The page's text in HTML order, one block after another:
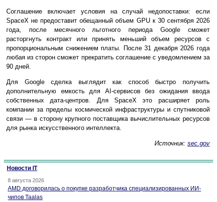
Соглашение включает условия на случай недопоставки: если
SpaceX не предоставит обещанный объем GPU к 30 сентября 2026
года, после месячного льготного периода Google сможет
расторгнуть контракт или принять меньший объем ресурсов с
пропорциональным снижением платы. После 31 декабря 2026 года
любая из сторон сможет прекратить соглашение с уведомлением за
90 дней.
Для Google сделка выглядит как способ быстро получить
дополнительную емкость для AI-сервисов без ожидания ввода
собственных дата-центров. Для SpaceX это расширяет роль
компании за пределы космической инфраструктуры и спутниковой
связи — в сторону крупного поставщика вычислительных ресурсов
для рынка искусственного интеллекта.
Источник: sec.gov
Новости IT
8 августа 2026
AMD договорилась о покупке разработчика специализированных ИИ-
чипов Taalas